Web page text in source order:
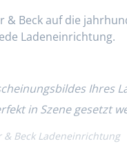
& Beck auf die
Ladeneinrichtung.
Ihres
in Szene gesetzt
& Beck Ladeneinrichtung